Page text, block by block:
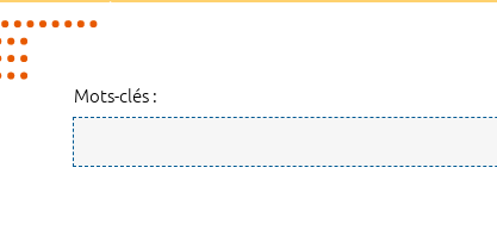
Mots-clés :